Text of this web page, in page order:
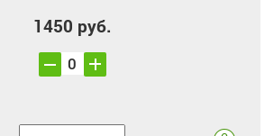
1450 руб.